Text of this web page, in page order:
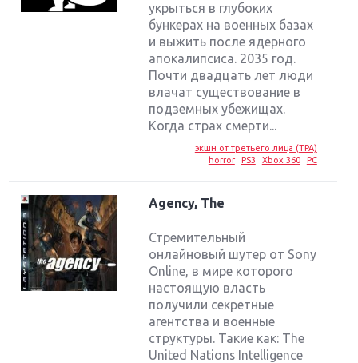
укрыться в глубоких
бункерах на военных базах
и выжить после ядерного
апокалипсиса. 2035 год.
Почти двадцать лет люди
влачат существование в
подземных убежищах.
Когда страх смерти...
экшн от третьего лица (TPA)
horror
PS3 Xbox 360 PC
Agency, The
Стремительный
онлайновый шутер от Sony
Online, в мире которого
настоящую власть
получили секретные
агентства и военные
структуры. Такие как: The
United Nations Intelligence